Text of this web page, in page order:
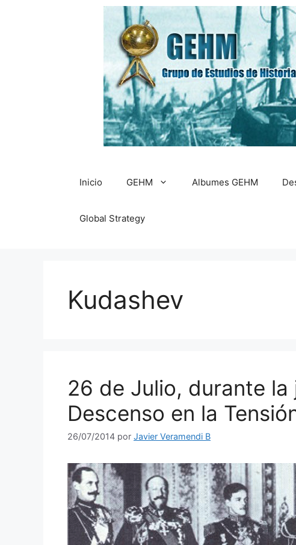
Inicio GEHM Albumes GEHM
Global Strategy
Kudashev
26 de Julio, durante la
Descenso en la
26/07/2014 por Javier Veramendi B